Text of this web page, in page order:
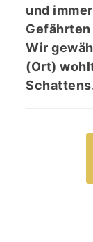
und
Wir
(Ort)